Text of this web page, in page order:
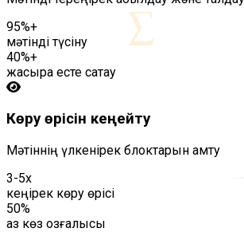
∑
95%+
мәтінді түсіну
40%+
жақсырақ есте сақтау
Көру өрісін кеңейту
Мәтіннің үлкенірек блоктарын қамту
3-5x
кеңірек көру өрісі
50%
аз көз қозғалысы